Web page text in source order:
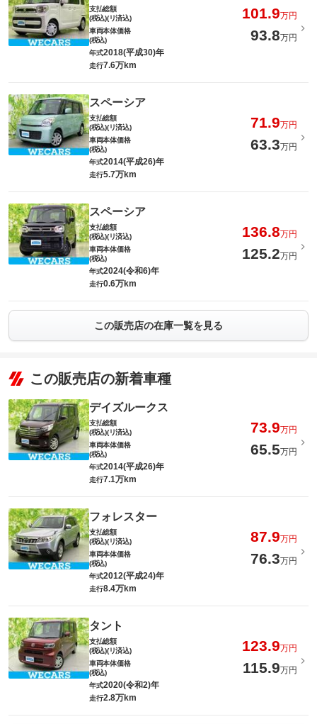
支払総額
(税込)(リ済込)
101.9万円
車両本体価格
(税込)
93.8万円
年式2018(平成30)年
走行7.6万km
スペーシア
支払総額
(税込)(リ済込)
71.9万円
車両本体価格
(税込)
63.3万円
年式2014(平成26)年
走行5.7万km
スペーシア
支払総額
(税込)(リ済込)
136.8万円
車両本体価格
(税込)
125.2万円
年式2024(令和6)年
走行0.6万km
この販売店の在庫一覧を見る
この販売店の新着車種
デイズルークス
支払総額
(税込)(リ済込)
73.9万円
車両本体価格
(税込)
65.5万円
年式2014(平成26)年
走行7.1万km
フォレスター
支払総額
(税込)(リ済込)
87.9万円
車両本体価格
(税込)
76.3万円
年式2012(平成24)年
走行8.4万km
タント
支払総額
(税込)(リ済込)
123.9万円
車両本体価格
(税込)
115.9万円
年式2020(令和2)年
走行2.8万km